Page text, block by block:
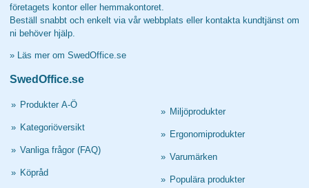
företagets kontor eller hemmakontoret.
Beställ snabbt och enkelt via vår webbplats eller kontakta kundtjänst om
ni behöver hjälp.
» Läs mer om SwedOffice.se
SwedOffice.se
» Produkter A-Ö
» Kategoriöversikt
» Vanliga frågor (FAQ)
» Köpråd
» Miljöprodukter
» Ergonomiprodukter
» Varumärken
» Populära produkter